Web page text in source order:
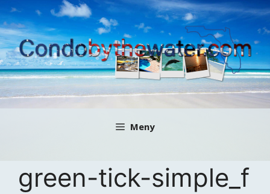
Hoppa
till
innehåll
Meny
green-tick-simple_f